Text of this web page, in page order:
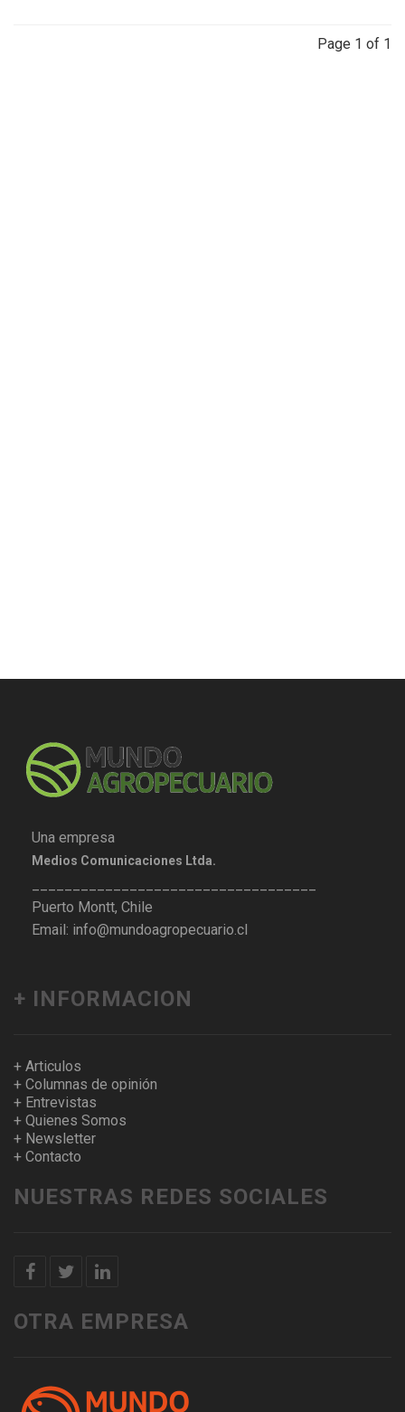
Page 1 of 1
Una empresa
Medios Comunicaciones Ltda.
Puerto Montt, Chile
Email: info@mundoagropecuario.cl
+ INFORMACION
+ Articulos
+ Columnas de opinión
+ Entrevistas
+ Quienes Somos
+ Newsletter
+ Contacto
NUESTRAS REDES SOCIALES
OTRA EMPRESA